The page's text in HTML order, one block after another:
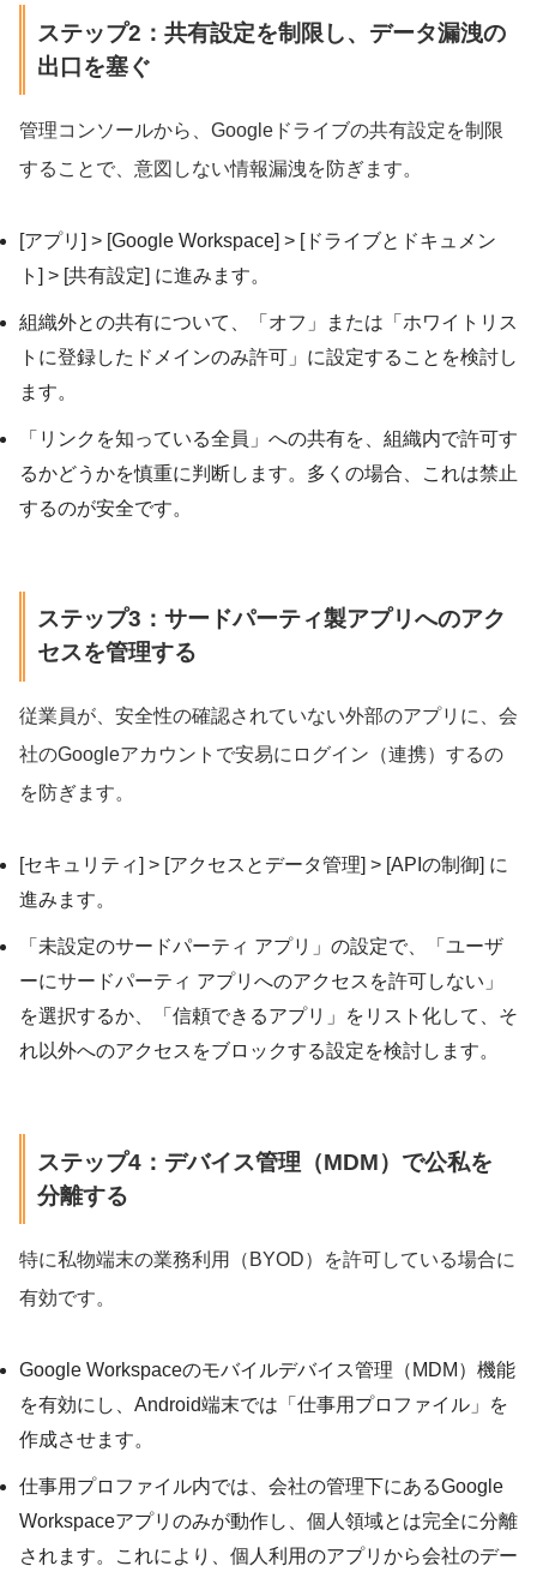
ステップ2：共有設定を制限し、データ漏洩の
出口を塞ぐ
管理コンソールから、Googleドライブの共有設定を制限
することで、意図しない情報漏洩を防ぎます。
[アプリ] > [Google Workspace] > [ドライブとドキュメン
ト] > [共有設定] に進みます。
組織外との共有について、「オフ」または「ホワイトリス
トに登録したドメインのみ許可」に設定することを検討し
ます。
「リンクを知っている全員」への共有を、組織内で許可す
るかどうかを慎重に判断します。多くの場合、これは禁止
するのが安全です。
ステップ3：サードパーティ製アプリへのアク
セスを管理する
従業員が、安全性の確認されていない外部のアプリに、会
社のGoogleアカウントで安易にログイン（連携）するの
を防ぎます。
[セキュリティ] > [アクセスとデータ管理] > [APIの制御] に
進みます。
「未設定のサードパーティ アプリ」の設定で、「ユーザ
ーにサードパーティ アプリへのアクセスを許可しない」
を選択するか、「信頼できるアプリ」をリスト化して、そ
れ以外へのアクセスをブロックする設定を検討します。
ステップ4：デバイス管理（MDM）で公私を
分離する
特に私物端末の業務利用（BYOD）を許可している場合に
有効です。
Google Workspaceのモバイルデバイス管理（MDM）機能
を有効にし、Android端末では「仕事用プロファイル」を
作成させます。
仕事用プロファイル内では、会社の管理下にあるGoogle
Workspaceアプリのみが動作し、個人領域とは完全に分離
されます。これにより、個人利用のアプリから会社のデー